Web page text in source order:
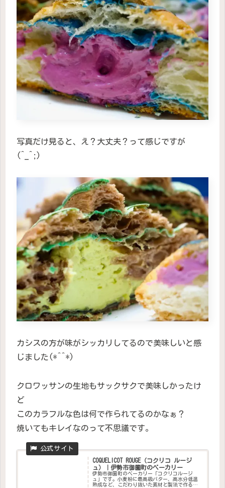
写真だけ見ると、え？大丈夫？って感じですが
(^_^;)
カシスの方が味がシッカリしてるので美味しいと感
じました(*^^*)
クロワッサンの生地もサックサクで美味しかったけ
ど
このカラフルな色は何で作られてるのかなぁ？
焼いてもキレイなのって不思議です。
COQUELICOT ROUGE（コクリコ ルージ
ュ）｜伊勢市御薗町のベーカリー
伊勢市御薗町のベーカリー「コクリコルージ
ュ」です。小麦粉に最高級バター、高水分低温
熟成など、こだわり抜いた素材と製法で作るパ